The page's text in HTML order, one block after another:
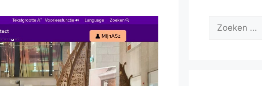
Zoek